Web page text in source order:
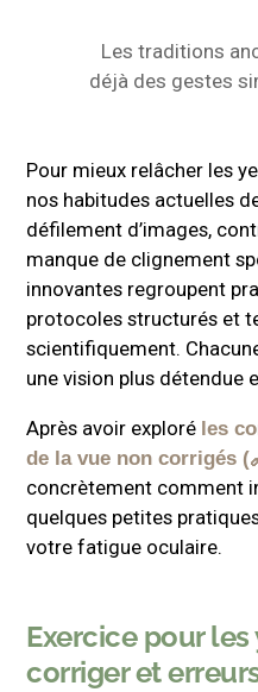
Les traditions
déjà des gestes
confirment que
réduisent la
stimulent la
des yeux et
troubles liés à
écrans. Lerepos
à fermer les
entraînement
Pour mieux relâcher les
nos habitudes actuelles
défilement d’images,
manque de clignement
innovantes regroupent
protocoles structurés et
scientifiquement.
une vision plus détendue
Après avoir exploré les
de la vue non corrigés
concrètement comment
quelques petites
votre fatigue oculaire.
Exercice pour
corriger et